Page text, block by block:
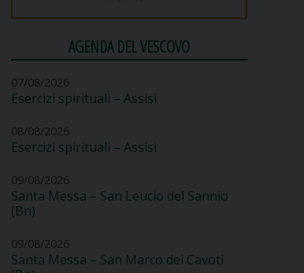
AGENDA DEL VESCOVO
07/08/2026
Esercizi spirituali – Assisi
08/08/2026
Esercizi spirituali – Assisi
09/08/2026
Santa Messa – San Leucio del Sannio
(Bn)
09/08/2026
Santa Messa – San Marco dei Cavoti